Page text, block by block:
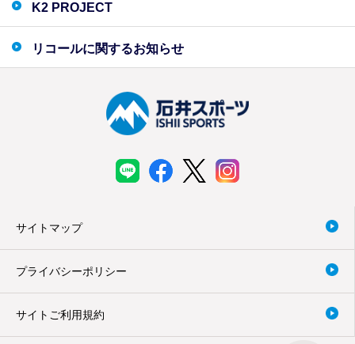
K2 PROJECT
リコールに関するお知らせ
サイトマップ
プライバシーポリシー
サイトご利用規約